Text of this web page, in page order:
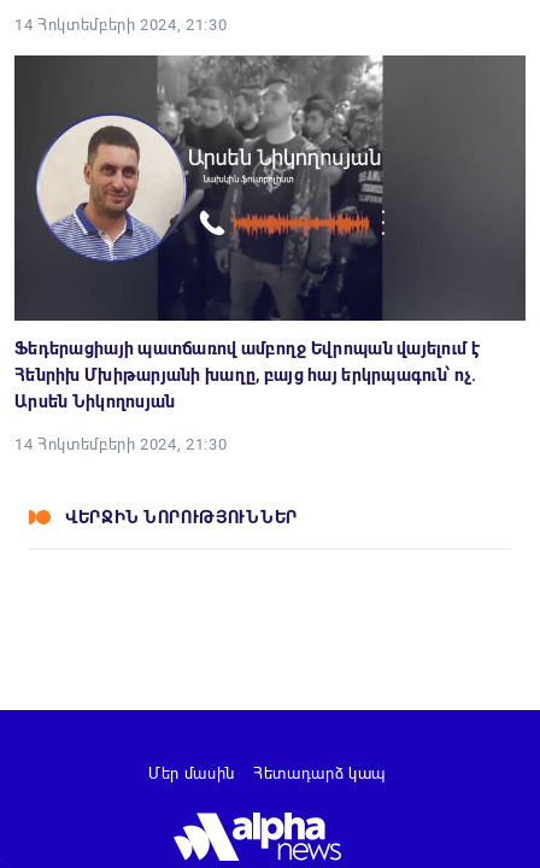
14 Հոկտեմբերի 2024, 21:30
Ֆեդերացիայի պատճառով ամբողջ Եվրոպան վայելում է
Հենրիխ Մխիթարյանի խաղը, բայց հայ երկրպագուն՝ ոչ.
Արսեն Նիկողոսյան
14 Հոկտեմբերի 2024, 21:30
ՎԵՐՋԻՆ ՆՈՐՈՒԹՅՈՒՆՆԵՐ
Մեր մասին Հետադարձ կապ